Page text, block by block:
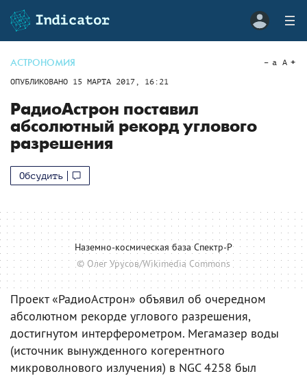
АСТРОНОМИЯ
ОПУБЛИКОВАНО 15 МАРТА 2017, 16:21
a A
РадиоАстрон поставил
абсолютный рекорд углового
разрешения
Обсудить
Наземно-космическая база Спектр-Р
© Олег Урусов/Wikimedia Commons
Проект «РадиоАстрон» объявил об очередном
абсолютном рекорде углового разрешения,
достигнутом интерферометром. Мегамазер воды
(источник вынужденного когерентного
микроволнового излучения) в NGC 4258 был